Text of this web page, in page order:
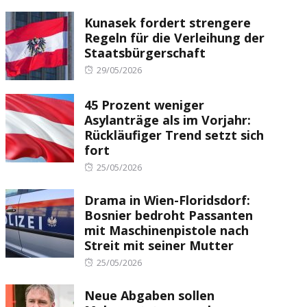
Kunasek fordert strengere
Regeln für die Verleihung der
Staatsbürgerschaft
Posted
29/05/2026
45 Prozent weniger
Asylanträge als im Vorjahr:
Rückläufiger Trend setzt sich
fort
Posted
25/05/2026
Drama in Wien-Floridsdorf:
Bosnier bedroht Passanten
mit Maschinenpistole nach
Streit mit seiner Mutter
Posted
25/05/2026
Neue Abgaben sollen